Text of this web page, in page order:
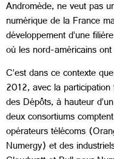
Andromède, ne veut pas
numérique de la France
développement d’une
où les nord-américains
C’est dans ce contexte
2012, avec la
des Dépôts, à hauteur
deux consortiums
opérateurs télécoms
Numergy) et des